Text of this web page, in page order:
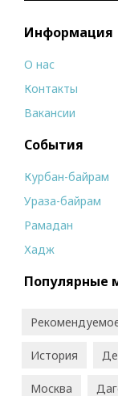
Информация
О нас
Контакты
Вакансии
События
Курбан-байрам
Ураза-байрам
Рамадан
Хадж
Популярные
История
Москва